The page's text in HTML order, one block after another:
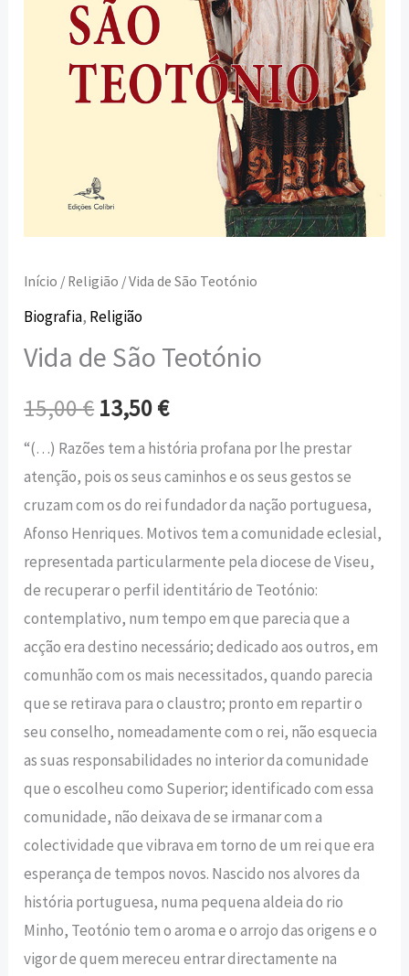
Início / Religião / Vida de São Teotónio
Biografia, Religião
Vida de São Teotónio
15,00€ 13,50€
“(…) Razões tem a história profana por lhe prestar
atenção, pois os seus caminhos e os seus gestos se
cruzam com os do rei fundador da nação portuguesa,
Afonso Henriques. Motivos tem a comunidade eclesial,
representada particularmente pela diocese de Viseu,
de recuperar o perfil identitário de Teotónio:
contemplativo, num tempo em que parecia que a
acção era destino necessário; dedicado aos outros, em
comunhão com os mais necessitados, quando parecia
que se retirava para o claustro; pronto em repartir o
seu conselho, nomeadamente com o rei, não esquecia
as suas responsabilidades no interior da comunidade
que o escolheu como Superior; identificado com essa
comunidade, não deixava de se irmanar com a
colectividade que vibrava em torno de um rei que era
esperança de tempos novos. Nascido nos alvores da
história portuguesa, numa pequena aldeia do rio
Minho, Teotónio tem o aroma e o arrojo das origens e o
vigor de quem mereceu entrar directamente na